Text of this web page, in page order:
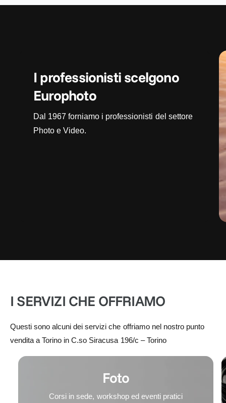
I professionisti scelgono
Europhoto
Dal 1967 forniamo i professionisti del settore
Photo e Video.
I SERVIZI CHE OFFRIAMO
Questi sono alcuni dei servizi che offriamo nel nostro punto
vendita a Torino in C.so Siracusa 196/c – Torino
Foto
Corsi in sede, workshop ed eventi pratici